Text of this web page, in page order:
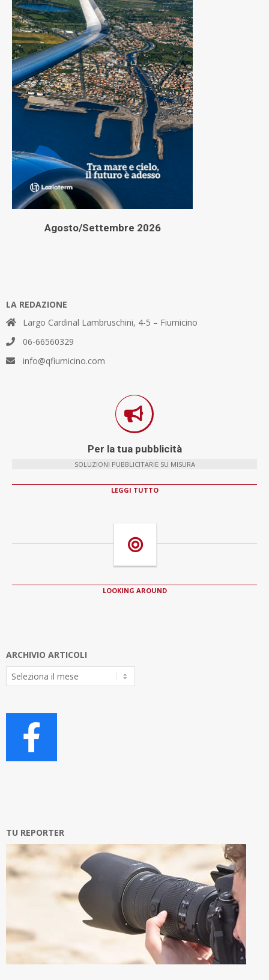
Agosto/Settembre 2026
LA REDAZIONE
Largo Cardinal Lambruschini, 4-5 – Fiumicino
06-66560329
info@qfiumicino.com
Per la tua pubblicità
SOLUZIONI PUBBLICITARIE SU MISURA
LEGGI TUTTO
LOOKING AROUND
ARCHIVIO ARTICOLI
Archivio
Articoli
TU REPORTER